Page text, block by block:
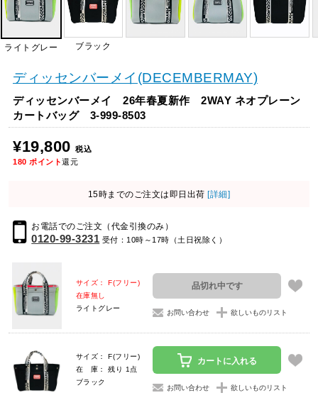
ライトグレー ブラック
ディッセンバーメイ(DECEMBERMAY)
ディッセンバーメイ 26年春夏新作 2WAY ネオプレーン
カートバッグ 3-999-8503
¥19,800 税込
180 ポイント還元
15時までのご注文は即日出荷 [詳細]
お電話でのご注文（代金引換のみ）
0120-99-3231 受付：10時～17時（土日祝除く）
サイズ： F(フリー)
在庫無し
ライトグレー
品切れ中です
お問い合わせ 欲しいものリスト
サイズ： F(フリー)
在 庫： 残り 1点
ブラック
カートに入れる
お問い合わせ 欲しいものリスト